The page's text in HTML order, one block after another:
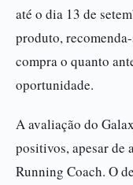
até o dia 13 de
produto,
compra o quanto
oportunidade.
A avaliação do
positivos, apesar de
Running Coach. O